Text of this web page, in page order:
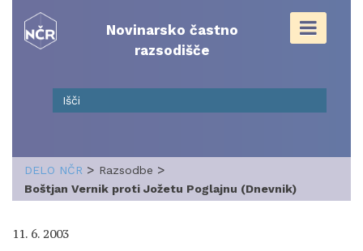
content
Novinarsko častno
razsodišče
DELO NČR > Razsodbe >
Boštjan Vernik proti Jožetu Poglajnu (Dnevnik)
11. 6. 2003